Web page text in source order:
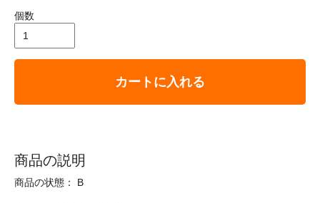
個数
カートに入れる
商品の説明
商品の状態： B